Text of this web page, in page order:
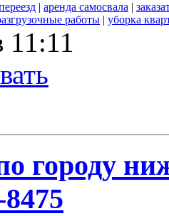
| аренда самосвала |
работы | уборка
11:11
городу